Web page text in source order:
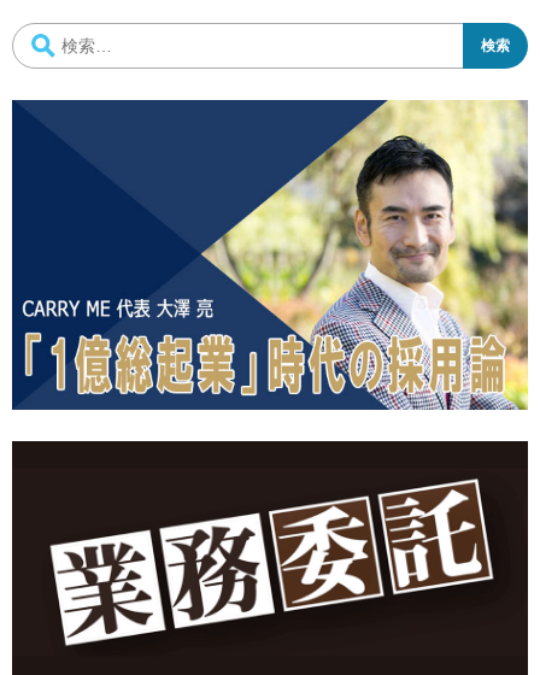
検
索: